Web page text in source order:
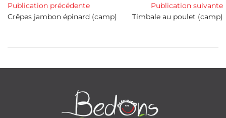
Publication précédente
Crêpes jambon épinard (camp)
Publication suivante
Timbale au poulet (camp)